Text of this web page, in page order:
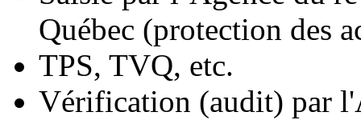
Québec (protection des
TPS, TVQ, etc.
Vérification (audit) par